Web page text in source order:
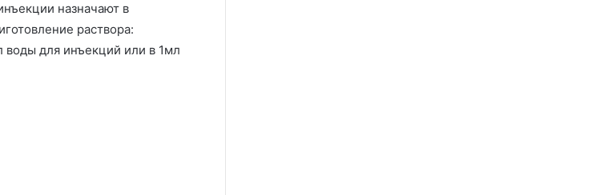
назначают в
раствора:
воды для инъекций или в 1мл